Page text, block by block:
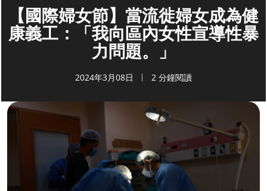
【國際婦女節】當流徙婦女成為健
康義工：「我向區內女性宣導性暴
力問題。」
2024年3月08日 2 分鐘閱讀